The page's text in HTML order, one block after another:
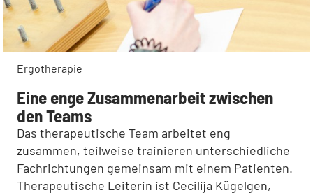
Ergotherapie
Eine enge Zusammenarbeit zwischen
den Teams
Das therapeutische Team arbei­tet eng
zusammen, teilweise trai­nieren unterschiedliche
Fachrich­tungen gemeinsam mit einem Patienten.
Therapeutische Leiterin ist Cecilija Kügelgen,